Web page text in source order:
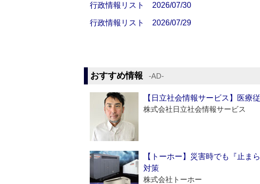
行政情報リスト 2026/07/30
行政情報リスト 2026/07/29
おすすめ情報 ‐AD‐
【日立社会情報サービス】医療
株式会社日立社会情報サービス
【トーホー】災害時でも『止
対策
株式会社トーホー